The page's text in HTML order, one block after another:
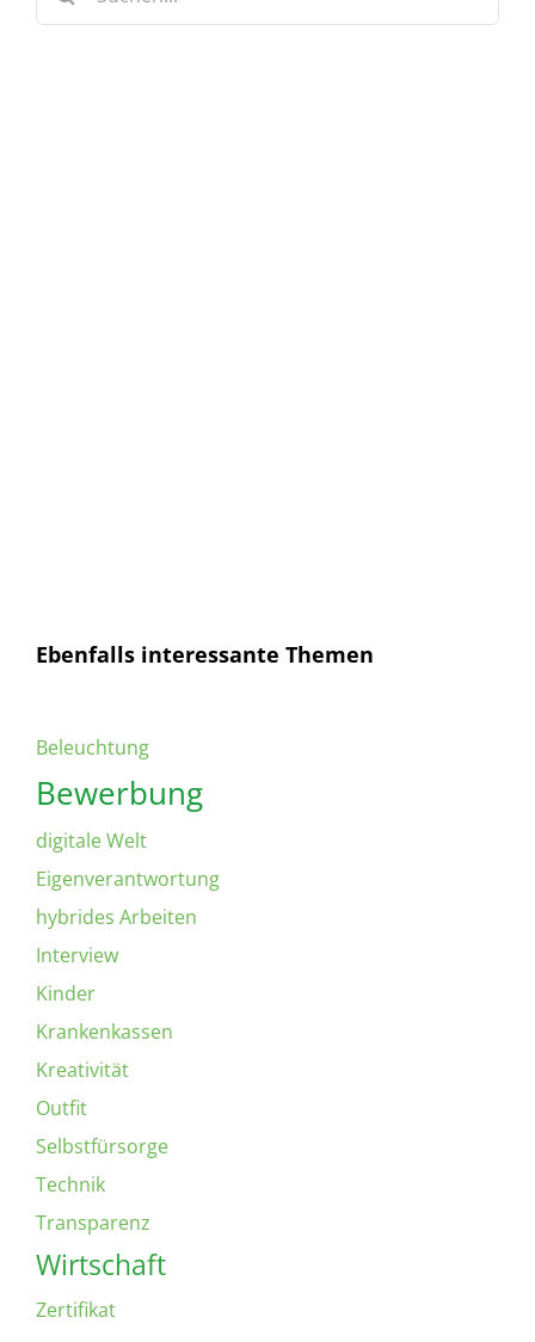
nach:
Ebenfalls interessante Themen
Beleuchtung
Bewerbung
digitale Welt
Eigenverantwortung
hybrides Arbeiten
Interview
Kinder
Krankenkassen
Kreativität
Outfit
Selbstfürsorge
Technik
Transparenz
Wirtschaft
Zertifikat